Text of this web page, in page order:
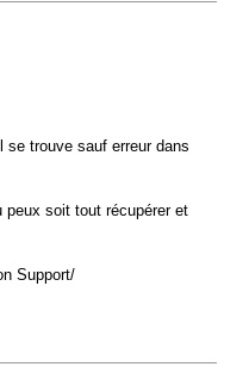
se trouve sauf erreur dans
soit tout récupérer et
Support/